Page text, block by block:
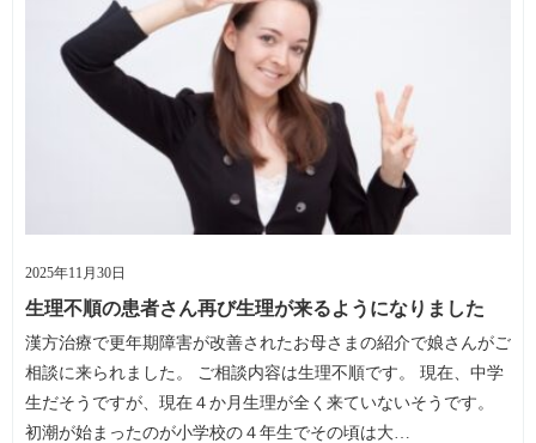
2025年11月30日
生理不順の患者さん再び生理が来るようになりました
漢方治療で更年期障害が改善されたお母さまの紹介で娘さんがご
相談に来られました。 ご相談内容は生理不順です。 現在、中学
生だそうですが、現在４か月生理が全く来ていないそうです。
初潮が始まったのが小学校の４年生でその頃は大…